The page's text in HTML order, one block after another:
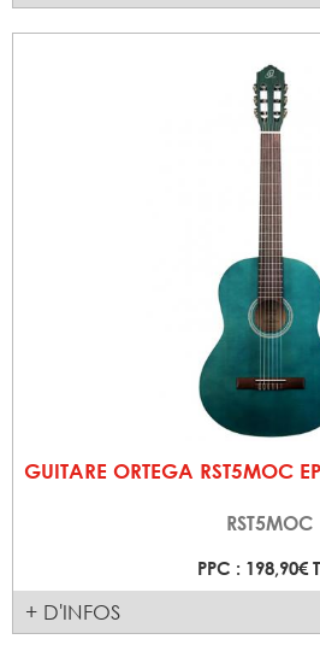
GUITARE ORTEGA RST5MOC
RST5MOC
PPC : 198,90€
+ D'INFOS